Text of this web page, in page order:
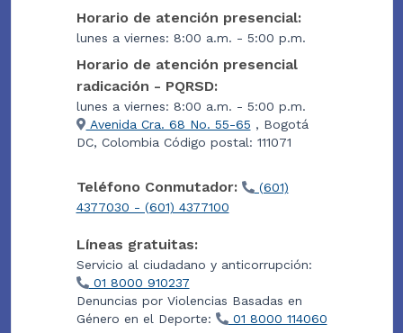
Horario de atención presencial:
lunes a viernes: 8:00 a.m. - 5:00 p.m.
Horario de atención presencial
radicación - PQRSD:
lunes a viernes: 8:00 a.m. - 5:00 p.m.
Avenida Cra. 68 No. 55-65 , Bogotá
DC, Colombia Código postal: 111071
Teléfono Conmutador:
(601)
4377030 - (601) 4377100
Líneas gratuitas:
Servicio al ciudadano y anticorrupción:
01 8000 910237
Denuncias por Violencias Basadas en
Género en el Deporte:
01 8000 114060